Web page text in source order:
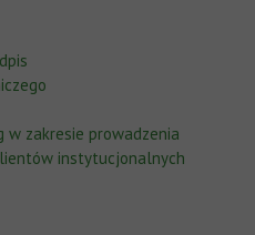
w zakresie prowadzenia
instytucjonalnych